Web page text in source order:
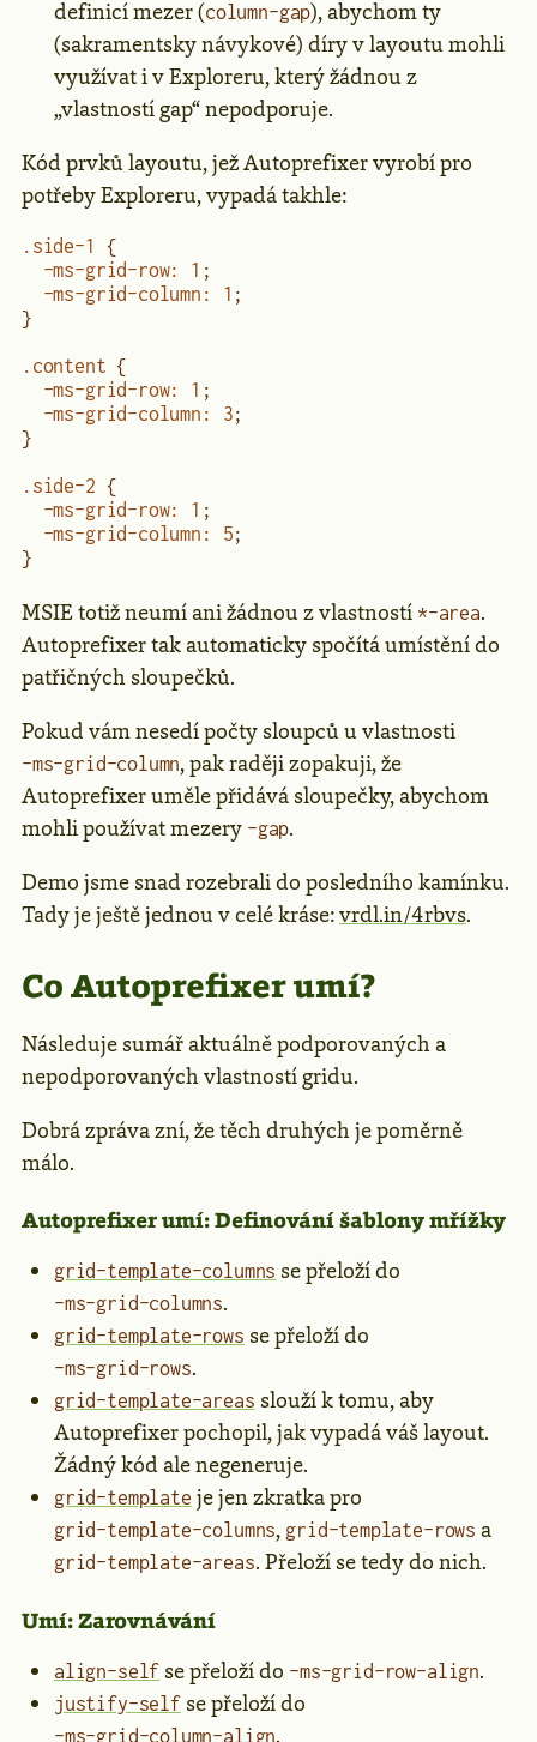
definicí mezer (column-gap), abychom ty
(sakramentsky návykové) díry v layoutu mohli
využívat i v Exploreru, který žádnou z
„vlastností gap“ nepodporuje.
Kód prvků layoutu, jež Autoprefixer vyrobí pro
potřeby Exploreru, vypadá takhle:
.side-1
{
  -ms-grid-row
: 1 ;
  -ms-grid-column
: 1 ;
}
.content {
  -ms-grid-row
: 1 ;
  -ms-grid-column
: 3;
}
.side-2 {
  -ms-grid-row
: 1 ;
  -ms-grid-column
: 5;
}
MSIE totiž neumí ani žádnou z vlastností *-area.
Autoprefixer tak automaticky spočítá umístění do
patřičných sloupečků.
Pokud vám nesedí počty sloupců u vlastnosti
-ms-grid-column, pak raději zopakuji, že
Autoprefixer uměle přidává sloupečky, abychom
mohli používat mezery -gap.
Demo jsme snad rozebrali do posledního kamínku.
Tady je ještě jednou v celé kráse:vrdl.in/4rbvs.
Co Autoprefixer umí?
Následuje sumář aktuálně podporovaných a
nepodporovaných vlastností gridu.
Dobrá zpráva zní, že těch druhých je poměrně
málo.
Autoprefixer umí: Definování šablony mřížky
grid-template-columns se přeloží do
-ms-grid-columns.
grid-template-rows se přeloží do
-ms-grid-rows.
grid-template-areas slouží k tomu, aby
Autoprefixer pochopil, jak vypadá váš layout.
Žádný kód ale negeneruje.
grid-template je jen zkratka pro
grid-template-columns,grid-template-rows a
grid-template-areas. Přeloží se tedy do nich.
Umí: Zarovnávání
align-self se přeloží do -ms-grid-row-align.
justify-selfse přeloží do
-ms-grid-column-align.